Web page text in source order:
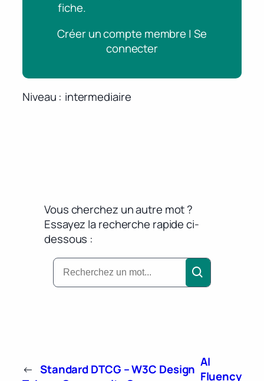
fiche.
Créer un compte membre | Se
connecter
Niveau intermediaire
Vous cherchez un autre mot ?
Essayez la recherche rapide ci-
dessous :
← Standard DTCG – W3C Design AI
Fluency